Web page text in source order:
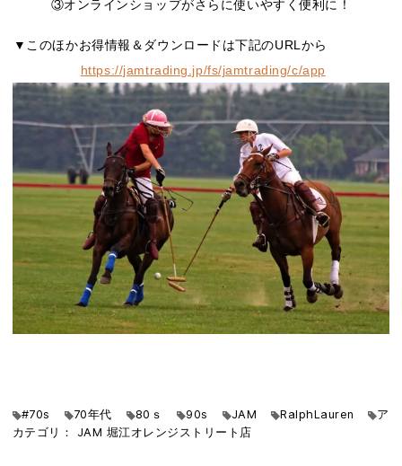
③オンラインショップがさらに使いやすく便利に！
▼このほかお得情報＆ダウンロードは下記のURLから
https://jamtrading.jp/fs/jamtrading/c/app
#70s 70年代 80ｓ 90s JAM RalphLauren
ア
カテゴリ： JAM 堀江オレンジストリート店